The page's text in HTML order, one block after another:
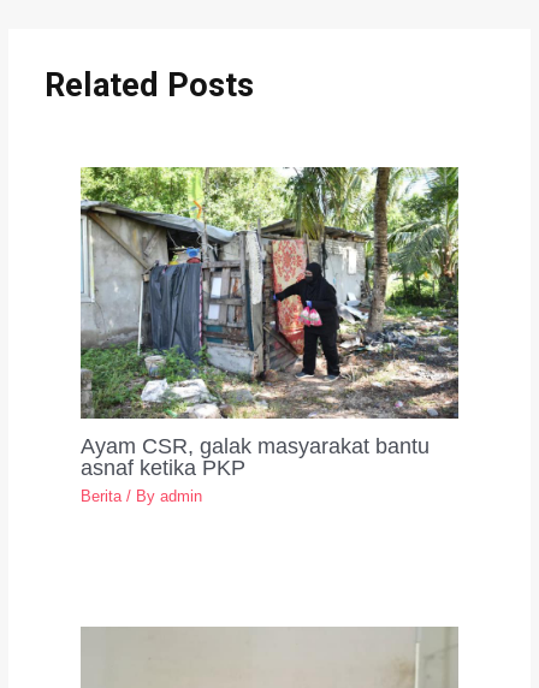
Related Posts
Ayam CSR, galak masyarakat bantu
asnaf ketika PKP
Berita/ Byadmin